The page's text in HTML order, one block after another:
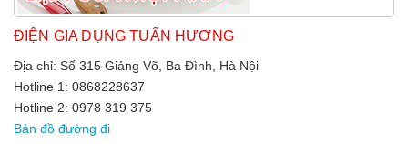
ĐIỆN GIA DỤNG TUẤN HƯƠNG
Địa chỉ: Số 315 Giảng Võ, Ba Đình, Hà Nội
Hotline 1: 0868228637
Hotline 2: 0978 319 375
Bản đồ đường đi